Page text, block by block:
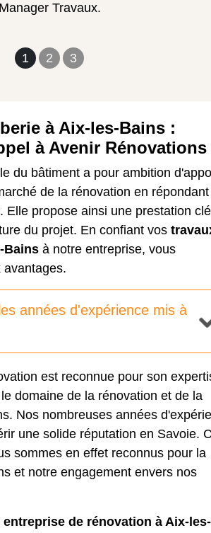
1 2 3
Manager Travaux.
à Aix-les-Bains :
à Avenir Rénovations
du bâtiment a pour ambition
de la rénovation en
Elle propose ainsi une prestation
du projet. En confiant vos
Bains à notre entreprise, vous
avantages.
années d'expérience mis à
est reconnue pour son
domaine de la rénovation et de la
Nos nombreuses années
une solide réputation en Savoie.
sommes en effet reconnus pour la
et notre engagement envers nos
entreprise de rénovation à Aix-les-